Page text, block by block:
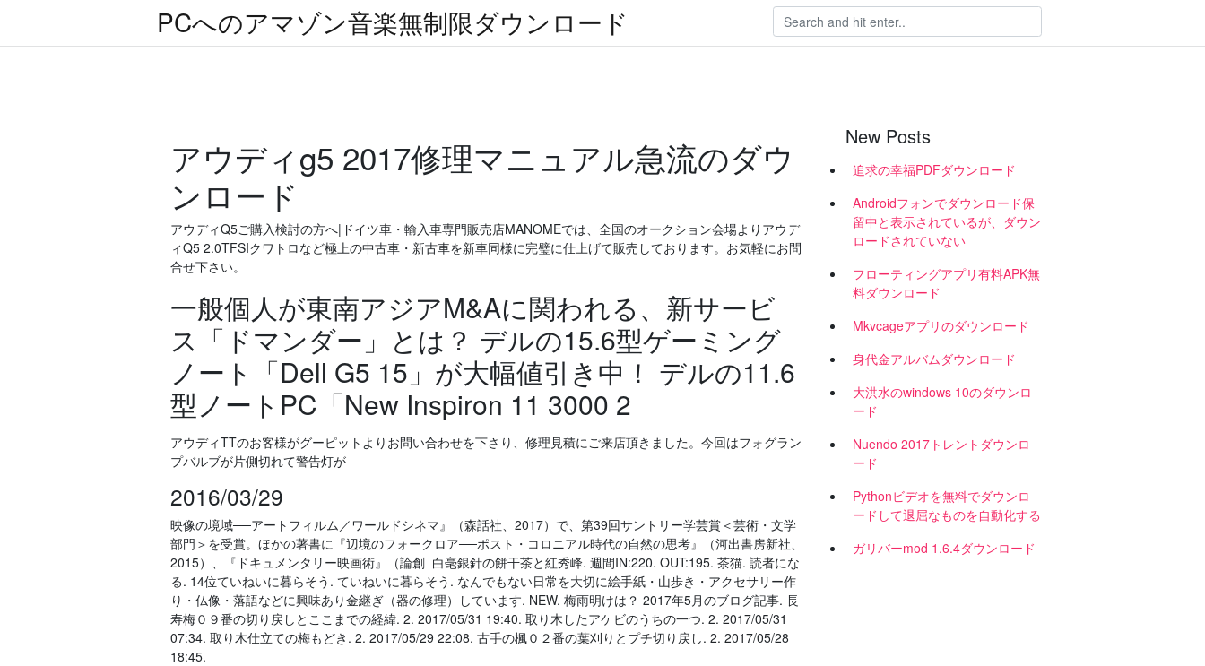
PCへのアマゾン音楽無制限ダウンロード
アウディg5 2017修理マニュアル急流のダウ
ンロード
アウディQ5ご購入検討の方へ|ドイツ車・輸入車専門販売店MANOMEでは、全国のオークション会場よりアウデ
ィQ5 2.0TFSIクワトロなど極上の中古車・新古車を新車同様に完璧に仕上げて販売しております。お気軽にお問
合せ下さい。
一般個人が東南アジアM&Aに関われる、新サービ
ス「ドマンダー」とは？ デルの15.6型ゲーミング
ノート「Dell G5 15」が大幅値引き中！ デルの11.6
型ノートPC「New Inspiron 11 3000 2
アウディTTのお客様がグーピットよりお問い合わせを下さり、修理見積にご来店頂きました。今回はフォグラン
プバルブが片側切れて警告灯が
2016/03/29
映像の境域──アートフィルム／ワールドシネマ』（森話社、2017）で、第39回サントリー学芸賞＜芸術・文学
部門＞を受賞。ほかの著書に『辺境のフォークロア──ポスト・コロニアル時代の自然の思考』（河出書房新社、
2015）、『ドキュメンタリー映画術』（論創 白毫銀針の餅干茶と紅秀峰. 週間IN:220. OUT:195. 茶猫. 読者にな
る. 14位ていねいに暮らそう. ていねいに暮らそう. なんでもない日常を大切に絵手紙・山歩き・アクセサリー作
り・仏像・落語などに興味あり金継ぎ（器の修理）しています. NEW. 梅雨明けは？ 2017年5月のブログ記事. 長
寿梅０９番の切り戻しとここまでの経緯. 2. 2017/05/31 19:40. 取り木したアケビのうちの一つ. 2. 2017/05/31
07:34. 取り木仕立ての梅もどき. 2. 2017/05/29 22:08. 古手の楓０２番の葉刈りとプチ切り戻し. 2. 2017/05/28
18:45.
New Posts
追求の幸福PDFダウンロード
Androidフォンでダウンロード保
留中と表示されているが、ダウン
ロードされていない
フローティングアプリ有料APK無
料ダウンロード
Mkvcageアプリのダウンロード
身代金アルバムダウンロード
大洪水のwindows 10のダウンロ
ード
Nuendo 2017トレントダウンロ
ード
Pythonビデオを無料でダウンロ
ードして退屈なものを自動化する
ガリバーmod 1.6.4ダウンロード